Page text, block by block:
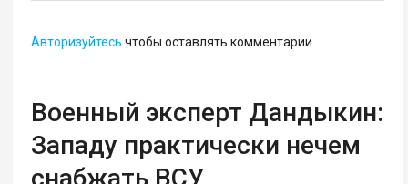
Авторизуйтесь чтобы оставлять комментарии
Военный эксперт Дандыкин:
Западу практически нечем